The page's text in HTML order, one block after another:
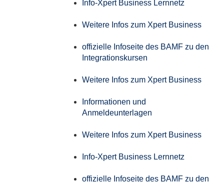
Info-Xpert Business Lernnetz
Weitere Infos zum Xpert Business
offizielle Infoseite des BAMF zu den
Integrationskursen
Weitere Infos zum Xpert Business
Informationen und
Anmeldeunterlagen
Weitere Infos zum Xpert Business
Info-Xpert Business Lernnetz
offizielle Infoseite des BAMF zu den